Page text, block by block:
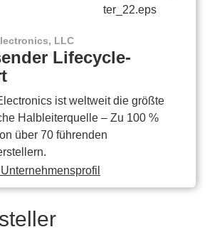
LLC
Lifecycle-
ist weltweit die größte
Halbleiterquelle – Zu 100 %
über 70 führenden